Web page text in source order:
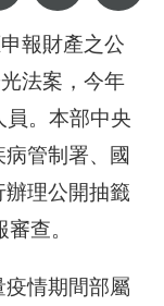
報財產之公
法案，今年
。本部中央
管制署、國
辦理公開抽籤
查。
情期間部屬